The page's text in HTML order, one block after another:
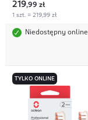
219,99 zł
1 szt. = 219,99 zł
Niedostępny online
TYLKO ONLINE